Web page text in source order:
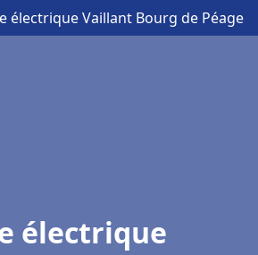
électrique Vaillant Bourg de Péage
électrique